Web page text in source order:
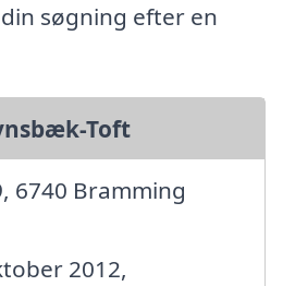
søgning efter en
Toft
6740 Bramming
2012,